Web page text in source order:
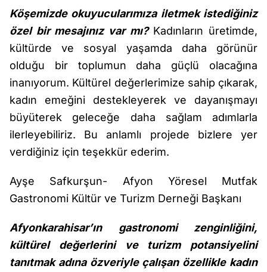
Köşemizde okuyucularımıza iletmek istediğiniz
özel bir mesajınız var mı?Kadınların üretimde,
kültürde ve sosyal yaşamda daha görünür
olduğu bir toplumun daha güçlü olacağına
inanıyorum. Kültürel değerlerimize sahip çıkarak,
kadın emeğini destekleyerek ve dayanışmayı
büyüterek geleceğe daha sağlam adımlarla
ilerleyebiliriz. Bu anlamlı projede bizlere yer
verdiğiniz için teşekkür ederim.
Ayşe Safkurşun- Afyon Yöresel Mutfak
Gastronomi Kültür ve Turizm Derneği Başkanı
Afyonkarahisar’ın gastronomi zenginliğini,
kültürel değerlerini ve turizm potansiyelini
tanıtmak adına özveriyle çalışan özellikle kadın